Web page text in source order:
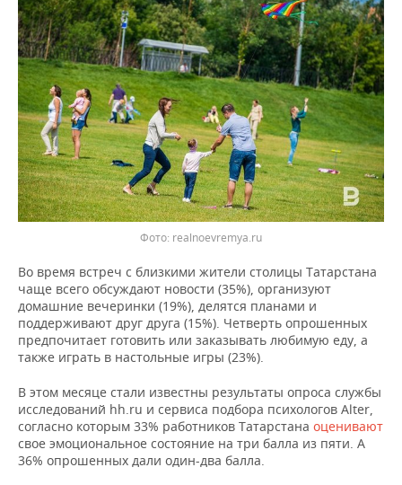
ВОДНЫЕ ВИДЫ СПОРТА
ХОККЕЙ С МЯЧОМ
ОБРАЗОВАНИЕ
ПРОИСШЕСТВИЯ
Фото: realnoevremya.ru
Во время встреч с близкими жители столицы Татарстана
чаще всего обсуждают новости (35%), организуют
домашние вечеринки (19%), делятся планами и
поддерживают друг друга (15%). Четверть опрошенных
предпочитает готовить или заказывать любимую еду, а
также играть в настольные игры (23%).
В этом месяце стали известны результаты опроса службы
исследований hh.ru и сервиса подбора психологов Alter,
согласно которым 33% работников Татарстана оценивают
свое эмоциональное состояние на три балла из пяти. А
36% опрошенных дали один-два балла.